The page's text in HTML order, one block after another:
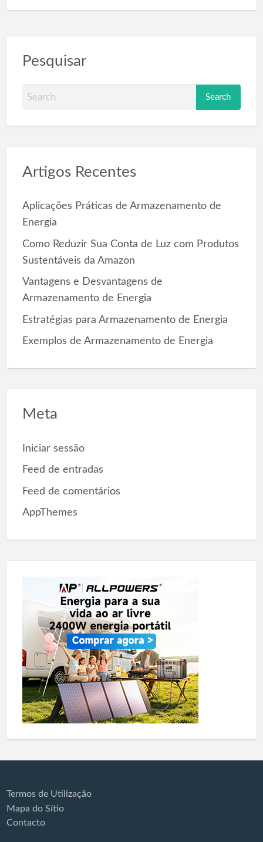
Pesquisar
a
h
o
r
Artigos Recentes
Aplicações Práticas de Armazenamento de
Energia
Como Reduzir Sua Conta de Luz com Produtos
Sustentáveis da Amazon
Vantagens e Desvantagens de
Armazenamento de Energia
Estratégias para Armazenamento de Energia
Exemplos de Armazenamento de Energia
Meta
Iniciar sessão
Feed de entradas
Feed de comentários
AppThemes
Termos de Utilização
Mapa do Sítio
Contacto